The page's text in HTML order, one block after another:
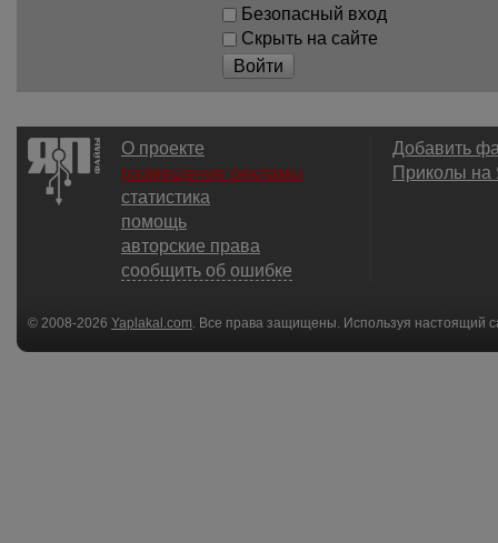
Безопасный вход
Скрыть на сайте
Войти
О проекте
размещение рекламы
статистика
помощь
авторские права
сообщить об ошибке
Добавить
Приколы
© 2008-2026 Yaplakal.com . Все права защищены. Используя настоящий
соглашения.